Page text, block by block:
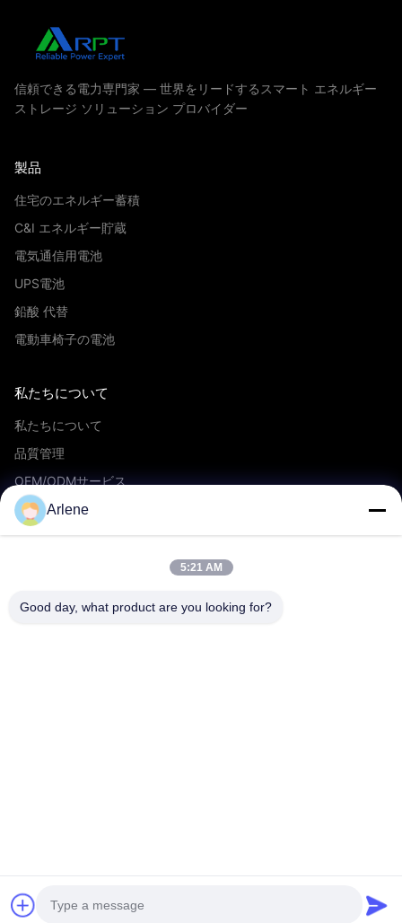
信頼できる電力専門家 — 世界をリードするスマート エネルギー
ストレージ ソリューション プロバイダー
製品
住宅のエネルギー蓄積
C&I エネルギー貯蔵
電気通信用電池
UPS電池
鉛酸 代替
電動車椅子の電池
私たちについて
私たちについて
品質管理
OEM/ODMサービス
イベントとニュース
地図
Arlene
5:21 AM
Good day, what product are you looking for?